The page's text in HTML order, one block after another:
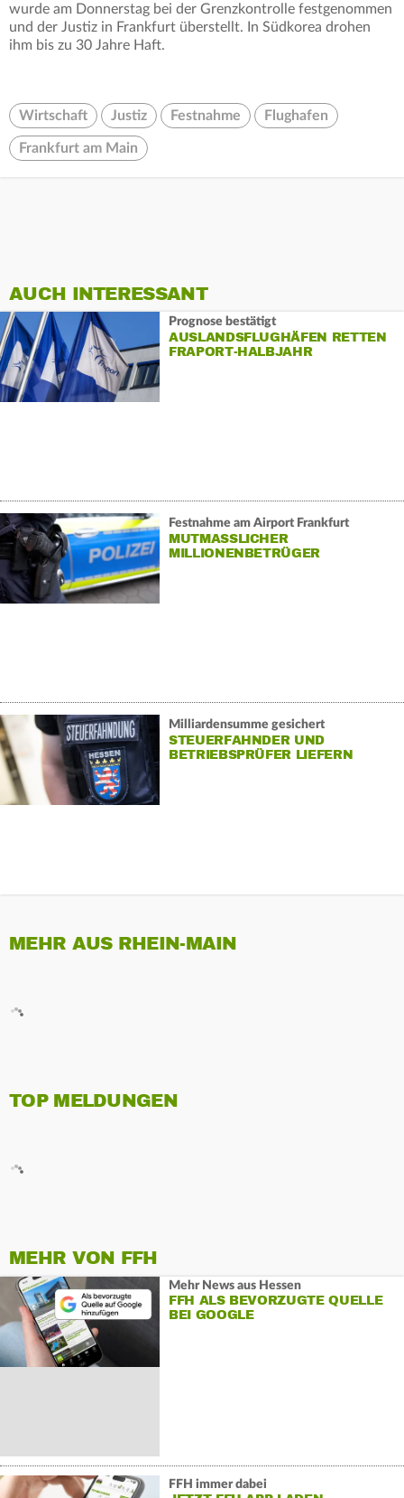
wurde am Donnerstag bei der Grenzkontrolle festgenommen
und der Justiz in Frankfurt überstellt. In Südkorea drohen
ihm bis zu 30 Jahre Haft.
Wirtschaft Justiz Festnahme Flughafen
Frankfurt am Main
AUCH INTERESSANT
Prognose bestätigt
AUSLANDSFLUGHÄFEN RETTEN
FRAPORT-HALBJAHR
Festnahme am Airport Frankfurt
MUTMASSLICHER M
ILLIONENBETRÜGER G
Milliardensumme gesichert
STEUERFAHNDER UND
BETRIEBSPRÜFER LIEFERN
MEHR AUS RHEIN-MAIN
TOP MELDUNGEN
MEHR VON FFH
Mehr News aus Hessen
FFH ALS BEVORZUGTE QUELLE
BEI GOOGLE
FFH immer dabei